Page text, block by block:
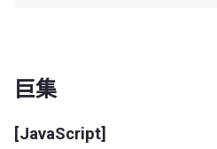
巨集
[JavaScript]